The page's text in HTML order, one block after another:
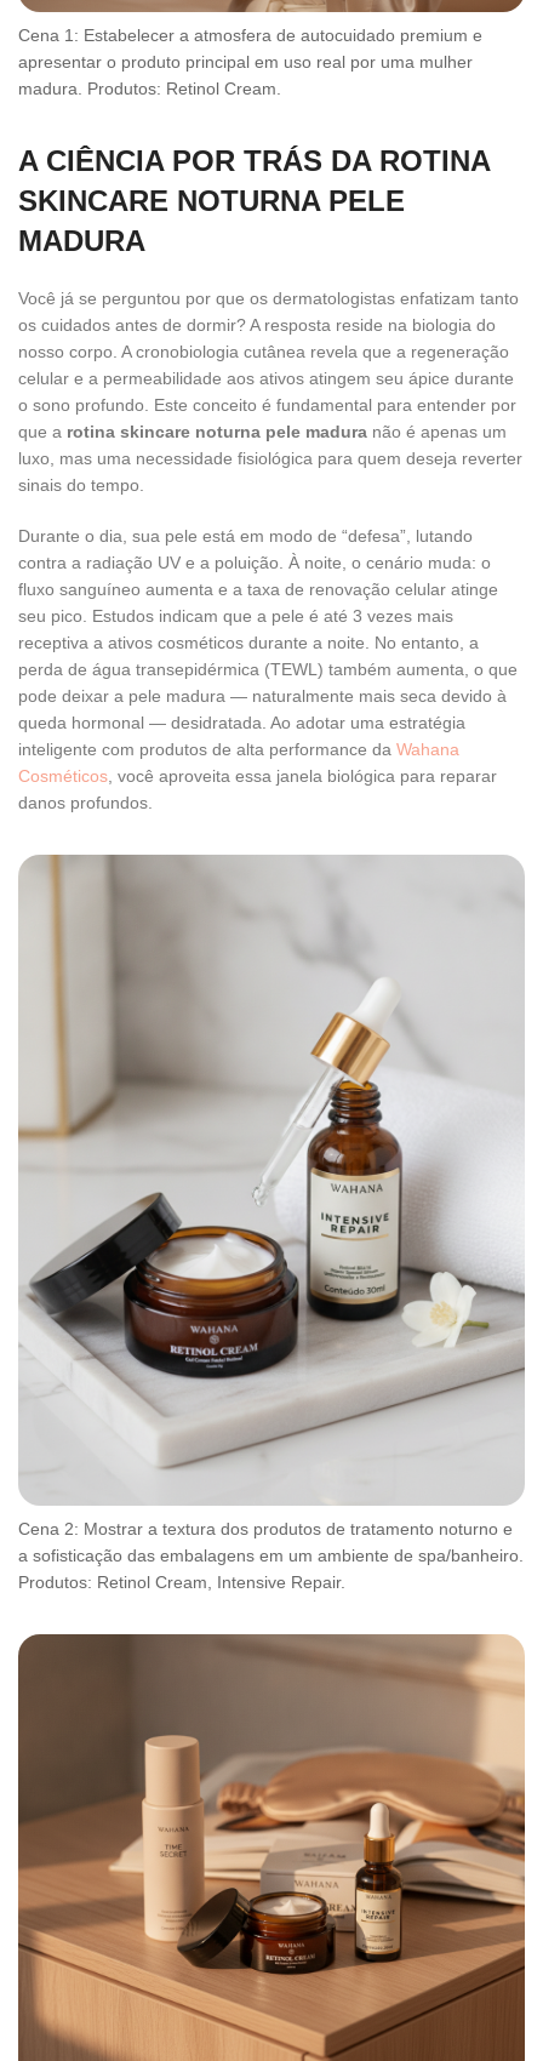
Cena 1: Estabelecer a atmosfera de autocuidado premium e
apresentar o produto principal em uso real por uma mulher
madura. Produtos: Retinol Cream.
A CIÊNCIA POR TRÁS DA ROTINA
SKINCARE NOTURNA PELE
MADURA
Você já se perguntou por que os dermatologistas enfatizam tanto
os cuidados antes de dormir? A resposta reside na biologia do
nosso corpo. A cronobiologia cutânea revela que a regeneração
celular e a permeabilidade aos ativos atingem seu ápice durante
o sono profundo. Este conceito é fundamental para entender por
que a rotina skincare noturna pele madura não é apenas um
luxo, mas uma necessidade fisiológica para quem deseja reverter
sinais do tempo.
Durante o dia, sua pele está em modo de “defesa”, lutando
contra a radiação UV e a poluição. À noite, o cenário muda: o
fluxo sanguíneo aumenta e a taxa de renovação celular atinge
seu pico. Estudos indicam que a pele é até 3 vezes mais
receptiva a ativos cosméticos durante a noite. No entanto, a
perda de água transepidérmica (TEWL) também aumenta, o que
pode deixar a pele madura — naturalmente mais seca devido à
queda hormonal — desidratada. Ao adotar uma estratégia
inteligente com produtos de alta performance da Wahana
Cosméticos , você aproveita essa janela biológica para reparar
danos profundos.
Cena 2: Mostrar a textura dos produtos de tratamento noturno e
a sofisticação das embalagens em um ambiente de spa/banheiro.
Produtos: Retinol Cream, Intensive Repair.